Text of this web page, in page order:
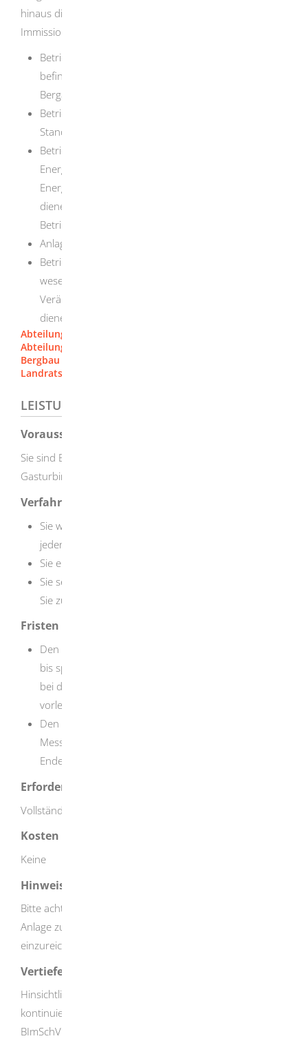
hinaus die landesweit zuständige
Immissionsschutzbehörde für
Betriebsgelände einschließlich der darauf
befindlichen Anlagen und Tätigkeiten, die der
Bergaufsicht unterliegen,
Betriebsgelände mit Seilschwebebahnen und
Standseilbahnen, die dem Personenverkehr dienen,
Betriebsgelände mit Gashochdruckleitungen, die als
Energieanlagen im Sinne des
Energiewirtschaftsgesetzes der Versorgung mit Gas
dienen und die für einen maximal zulässigen
Betriebsdruck von mehr als 16 bar ausgelegt sind,
Anlagen der untertägigen Abfallentsorgung und
Betriebsgelände mit Anlagen, die der Herstellung,
wesentlichen Erweiterung und wesentlichen
Veränderung von unterirdischen Hohlräumen
dienen.
Abteilung 5 - Umwelt [Regierungspräsidium Stuttgart]
Abteilung 9, Landesamt für Geologie, Rohstoffe und
Bergbau [Regierungspräsidium Freiburg]
Landratsamt Heidenheim
LEISTUNGSDETAILS
Voraussetzungen
Sie sind Betreiber einer mittelgroßen Feuerungs,
Gasturbinen- oder Verbrennungsmotoranlage.
Verfahrensablauf
Sie werten die kontinuierlichen Messungen eines
jeden Kalenderjahres aus.
Sie erstellen über die Ergebnisse einen Messbericht.
Sie senden den Messbericht fristgerecht an die für
Sie zuständige Immissionsschutzbehörde.
Fristen
Den Messbericht eines Kalenderjahres müssen Sie
bis spätestens 31. März des jeweiligen Folgejahres
bei der zuständigen Immissionsschutzbehörde
vorlegen.
Den Messbericht und die Aufzeichnungen der
Messgeräte müssen Sie für mindestens 6 Jahre nach
Ende des jeweiligen Berichtszeitraumes aufbewahren.
Erforderliche Unterlagen
Vollständiger Messbericht
Kosten
Keine
Hinweise
Bitte achten Sie darauf, den Messbericht bei der für Ihre
Anlage zuständigen Immissionsschutzbehörde
einzureichen.
Vertiefende Informationen
Hinsichtlich der Mess- und Auswerteeinrichtungen zur
kontinuierlichen Überwachung sind nach § 28 der 44.
BImSchV folgende Anforderungen zu beachten: